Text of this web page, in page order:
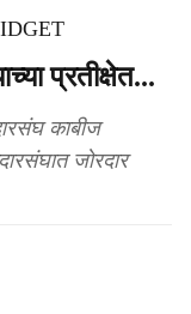
प्रतीक्षेत...
काबीज
जोरदार